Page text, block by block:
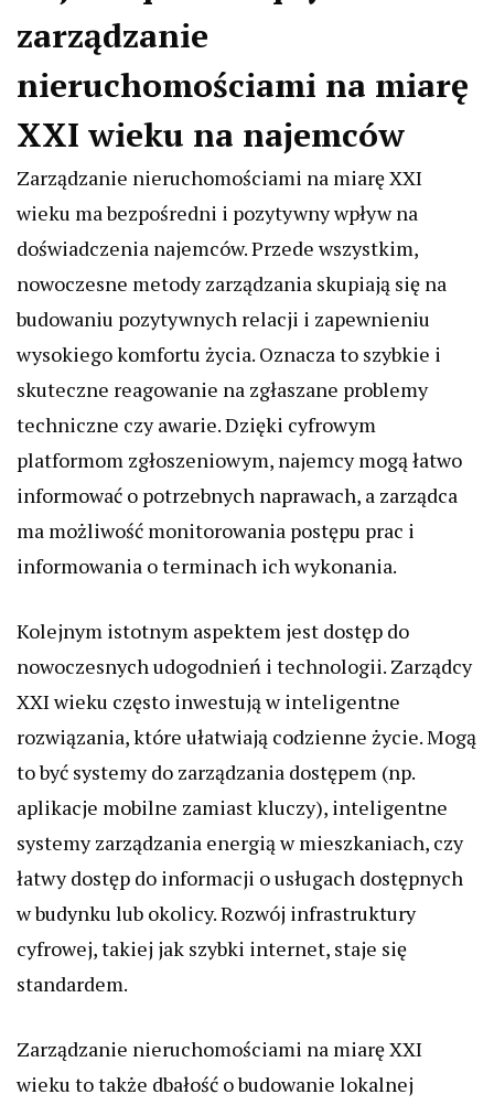
zarządzanie
nieruchomościami na miarę
XXI wieku na najemców
Zarządzanie nieruchomościami na miarę XXI
wieku ma bezpośredni i pozytywny wpływ na
doświadczenia najemców. Przede wszystkim,
nowoczesne metody zarządzania skupiają się na
budowaniu pozytywnych relacji i zapewnieniu
wysokiego komfortu życia. Oznacza to szybkie i
skuteczne reagowanie na zgłaszane problemy
techniczne czy awarie. Dzięki cyfrowym
platformom zgłoszeniowym, najemcy mogą łatwo
informować o potrzebnych naprawach, a zarządca
ma możliwość monitorowania postępu prac i
informowania o terminach ich wykonania.
Kolejnym istotnym aspektem jest dostęp do
nowoczesnych udogodnień i technologii. Zarządcy
XXI wieku często inwestują w inteligentne
rozwiązania, które ułatwiają codzienne życie. Mogą
to być systemy do zarządzania dostępem (np.
aplikacje mobilne zamiast kluczy), inteligentne
systemy zarządzania energią w mieszkaniach, czy
łatwy dostęp do informacji o usługach dostępnych
w budynku lub okolicy. Rozwój infrastruktury
cyfrowej, takiej jak szybki internet, staje się
standardem.
Zarządzanie nieruchomościami na miarę XXI
wieku to także dbałość o budowanie lokalnej